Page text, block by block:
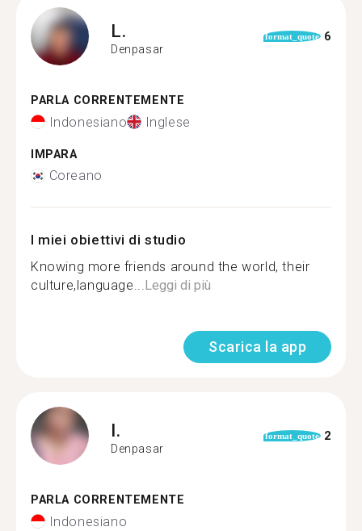
L.
Denpasar
format_quote 6
PARLA CORRENTEMENTE
Indonesiano Inglese
IMPARA
Coreano
I miei obiettivi di studio
Knowing more friends around the world, their
culture,language...Leggi di più
Scarica la app
I.
Denpasar
format_quote 2
PARLA CORRENTEMENTE
Indonesiano